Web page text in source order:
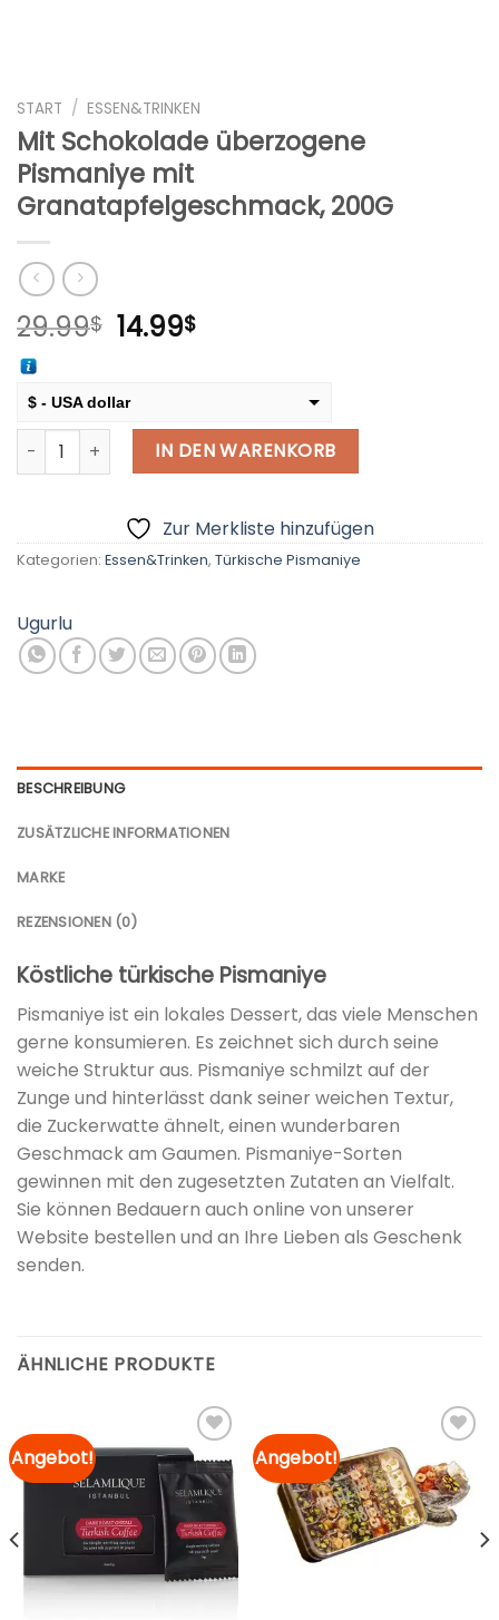
START / ESSEN&TRINKEN
Mit Schokolade überzogene
Pismaniye mit
Granatapfelgeschmack, 200G
29.99$ Ursprünglicher
29.99$
14.99$Aktueller
$ - USA dollar
€ - European Euro
Mit Schokolade überzogene Pismaniye mit
IN DEN WARENKORB
Zur Merkliste hinzufügen
Kategorien: Essen&Trinken, Türkische Pismaniye
Ugurlu
BESCHREIBUNG
ZUSÄTZLICHE INFORMATIONEN
MARKE
REZENSIONEN (0)
Köstliche türkische Pismaniye
Pismaniye ist ein lokales Dessert, das viele Menschen
gerne konsumieren. Es zeichnet sich durch seine
weiche Struktur aus. Pismaniye schmilzt auf der
Zunge und hinterlässt dank seiner weichen Textur,
die Zuckerwatte ähnelt, einen wunderbaren
Geschmack am Gaumen. Pismaniye-Sorten
gewinnen mit den zugesetzten Zutaten an Vielfalt.
Sie können Bedauern auch online von unserer
Website bestellen und an Ihre Lieben als Geschenk
senden.
ÄHNLICHE PRODUKTE
Angebot!
Zur
Merkliste
hinzufügen
Angebot!
Zur
Merkliste
hinzufügen